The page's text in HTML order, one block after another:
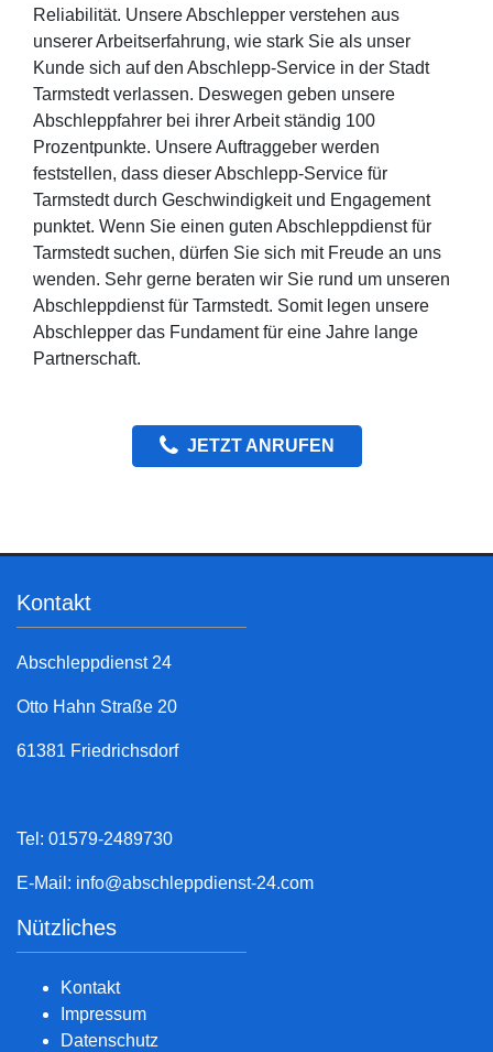
Reliabilität. Unsere Abschlepper verstehen aus
unserer Arbeitserfahrung, wie stark Sie als unser
Kunde sich auf den Abschlepp-Service in der Stadt
Tarmstedt verlassen. Deswegen geben unsere
Abschleppfahrer bei ihrer Arbeit ständig 100
Prozentpunkte. Unsere Auftraggeber werden
feststellen, dass dieser Abschlepp-Service für
Tarmstedt durch Geschwindigkeit und Engagement
punktet. Wenn Sie einen guten Abschleppdienst für
Tarmstedt suchen, dürfen Sie sich mit Freude an uns
wenden. Sehr gerne beraten wir Sie rund um unseren
Abschleppdienst für Tarmstedt. Somit legen unsere
Abschlepper das Fundament für eine Jahre lange
Partnerschaft.
JETZT ANRUFEN
Kontakt
Abschleppdienst 24
Otto Hahn Straße 20
61381 Friedrichsdorf
Tel: 01579-2489730
E-Mail: info@abschleppdienst-24.com
Nützliches
Kontakt
Impressum
Datenschutz